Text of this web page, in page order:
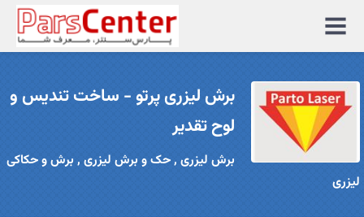
منوی
سایت
برش لیزری پرتو - ساخت تندیس و
لوح تقدیر
برش لیزری , حک و برش لیزری , برش و حکاکی
لیزری